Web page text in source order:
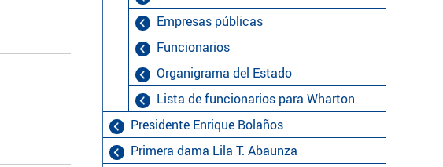
Empresas públicas
Funcionarios
Organigrama del Estado
Lista de funcionarios para Wharton
Presidente Enrique Bolaños
Primera dama Lila T. Abaunza